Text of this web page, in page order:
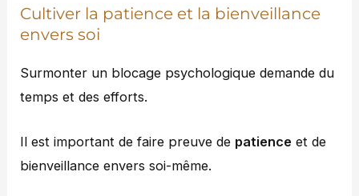
Cultiver la patience et la bienveillance
envers soi
Surmonter un blocage psychologique demande du
temps et des efforts.
Il est important de faire preuve de patience et de
bienveillance envers soi-même.